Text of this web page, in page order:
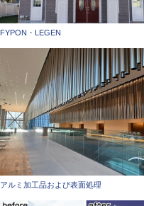
FYPON・LEGEN
アルミ加工品および表面処理